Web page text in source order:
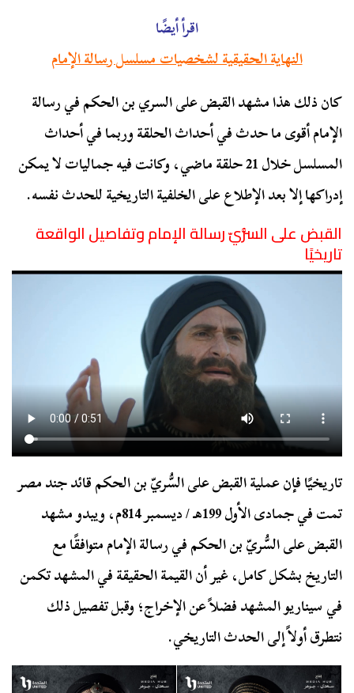
اقرأ أيضًا
النهاية الحقيقية لشخصيات مسلسل رسالة الإمام
كان ذلك هذا مشهد القبض على السري بن الحكم في رسالة
الإمام أقوى ما حدث في أحداث الحلقة وربما في أحداث
المسلسل خلال 21 حلقة ماضي، وكانت فيه جماليات لا يمكن
إدراكها إلا بعد الإطلاع على الخلفية التاريخية للحدث نفسه.
القبض على السُّريّ رسالة الإمام وتفاصيل الواقعة
تاريخيًا
تاريخيًا فإن عملية القبض على السُّريّ بن الحكم قائد جند مصر
تمت في جمادى الأول 199هـ / ديسمبر 814م، ويبدو مشهد
القبض على السُّريّ بن الحكم في رسالة الإمام متوافقًا مع
التاريخ بشكل كامل، غير أن القيمة الحقيقة في المشهد تكمن
في سيناريو المشهد فضلاً عن الإخراج؛ وقبل تفصيل ذلك
نتطرق أولاً إلى الحدث التاريخي.